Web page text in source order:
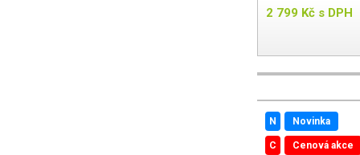
2 799 Kč s DPH
N Novinka
C Cenová akce